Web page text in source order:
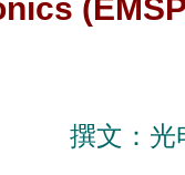
撰文：